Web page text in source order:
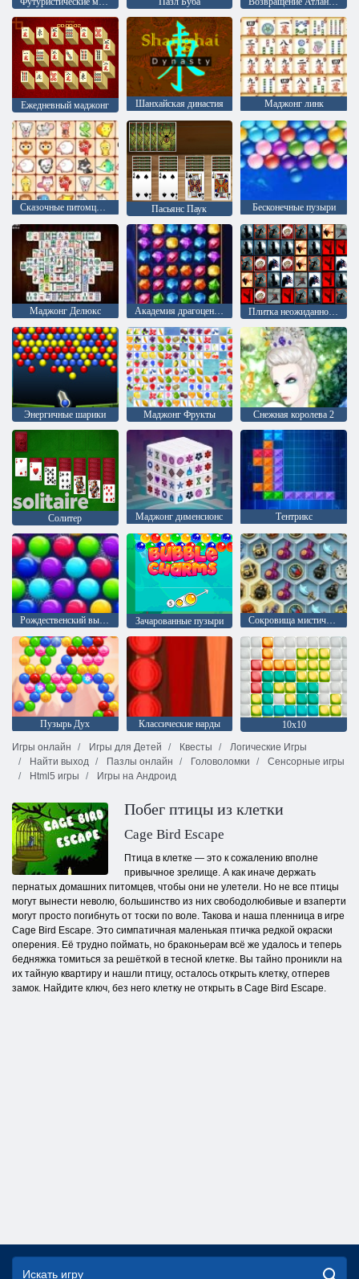
Ежедневный маджонг Шанхайская династия Маджонг линк
Сказочные питомцы связь Пасьянс Паук Бесконечные пузыри
Маджонг Делюкс Академия драгоценного камня Плитка неожиданностей
Энергичные шарики Маджонг Фрукты Снежная королева 2
Солитер Mаджонг дименсионс Тентрикс
Рождественский выпуск: Забавные пузыри Зачарованные пузыри Сокровища мистического моря
Пузырь Дух Классические нарды
10х10
Игры онлайн
Игры для Детей Квесты
Логические Игры
Найти выход
Пазлы онлайн Головоломки
Сенсорные игры
Html5 игры
Игры на Андроид
Побег птицы из клетки
Cage Bird Escape
Птица в клетке — это к сожалению вполне
привычное зрелище. А как иначе держать
пернатых домашних питомцев, чтобы они не улетели. Но не все птицы
могут вынести неволю, большинство из них свободолюбивые и взаперти
могут просто погибнуть от тоски по воле. Такова и наша пленница в игре
Cage Bird Escape. Это симпатичная маленькая птичка редкой окраски
оперения. Её трудно поймать, но браконьерам всё же удалось и теперь
бедняжка томиться за решёткой в тесной клетке. Вы тайно проникли на
их тайную квартиру и нашли птицу, осталось открыть клетку, отперев
замок. Найдите ключ, без него клетку не открыть в Cage Bird Escape.